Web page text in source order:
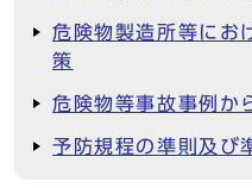
危険物製造所等にお
策
危険物等事故事例か
予防規程の準則及び